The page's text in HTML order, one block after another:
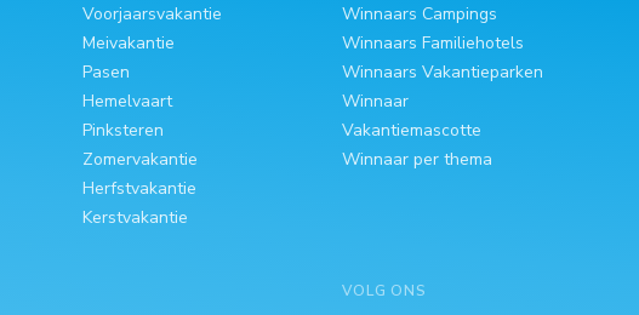
Voorjaarsvakantie
Meivakantie
Pasen
Hemelvaart
Pinksteren
Zomervakantie
Herfstvakantie
Kerstvakantie
Winnaars Campings
Winnaars Familiehotels
Winnaars Vakantieparken
Winnaar
Vakantiemascotte
Winnaar per thema
VOLG ONS